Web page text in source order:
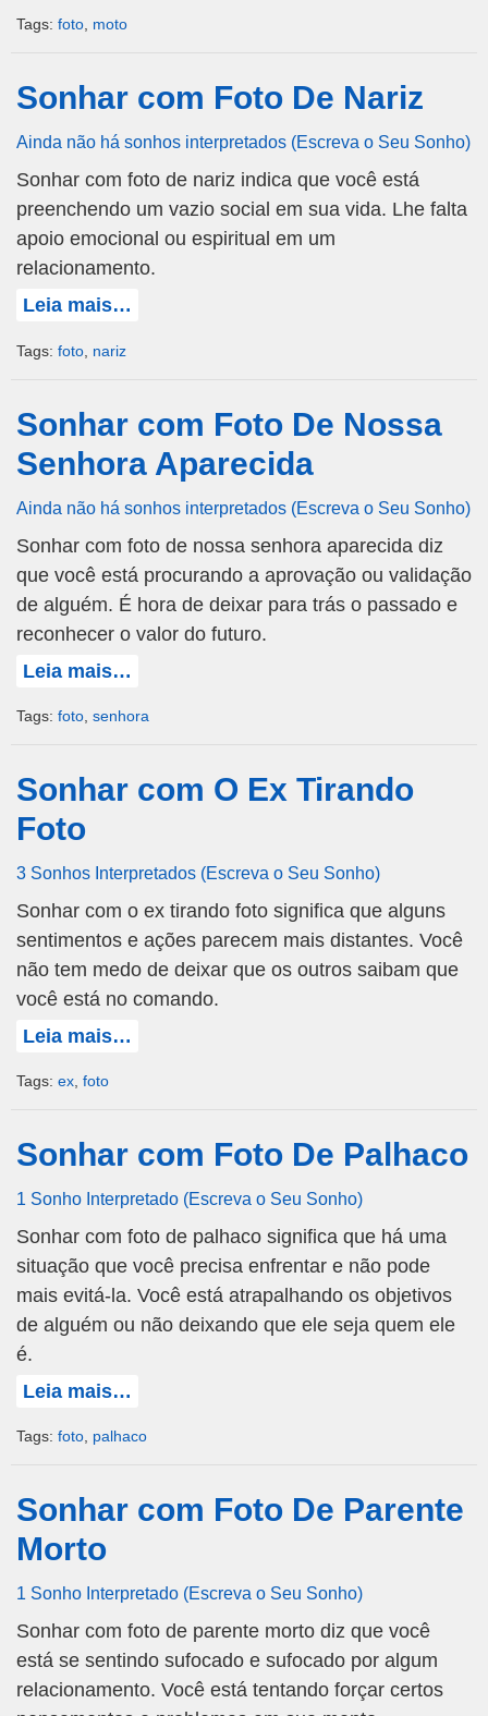
Tags: foto, moto
Sonhar com Foto De Nariz
Ainda não há sonhos interpretados (Escreva o Seu Sonho)
Sonhar com foto de nariz indica que você está
preenchendo um vazio social em sua vida. Lhe falta
apoio emocional ou espiritual em um
relacionamento.
Leia mais…
Tags: foto nariz
Sonhar com Foto De Nossa
Senhora Aparecida
Ainda não há sonhos interpretados (Escreva o Seu Sonho)
Sonhar com foto de nossa senhora aparecida diz
que você está procurando a aprovação ou validação
de alguém. É hora de deixar para trás o passado e
reconhecer o valor do futuro.
Leia mais…
Tags: foto senhora
Sonhar com O Ex Tirando
Foto
3 Sonhos Interpretados (Escreva o Seu Sonho)
Sonhar com o ex tirando foto significa que alguns
sentimentos e ações parecem mais distantes. Você
não tem medo de deixar que os outros saibam que
você está no comando.
Leia mais…
Tags: ex foto
Sonhar com Foto De Palhaco
1 Sonho Interpretado (Escreva o Seu Sonho)
Sonhar com foto de palhaco significa que há uma
situação que você precisa enfrentar e não pode
mais evitá-la. Você está atrapalhando os objetivos
de alguém ou não deixando que ele seja quem ele
é.
Leia mais…
Tags: foto palhaco
Sonhar com Foto De Parente
Morto
1 Sonho Interpretado (Escreva o Seu Sonho)
Sonhar com foto de parente morto diz que você
está se sentindo sufocado e sufocado por algum
relacionamento. Você está tentando forçar certos